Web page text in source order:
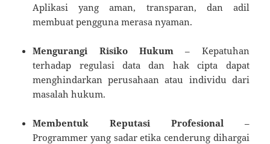
Aplikasi yang aman, transparan, dan adil
membuat pengguna merasa nyaman.
Mengurangi Risiko Hukum – Kepatuhan
terhadap regulasi data dan hak cipta dapat
menghindarkan perusahaan atau individu dari
masalah hukum.
Membentuk Reputasi Profesional –
Programmer yang sadar etika cenderung dihargai